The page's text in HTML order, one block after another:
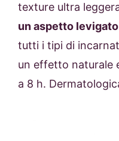
texture ultra
un aspetto
tutti i tipi di
un effetto naturale
a 8 h.